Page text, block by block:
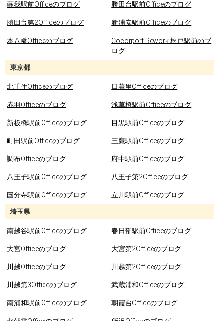
蘇我駅前Officeのブログ 勝田台駅前Officeのブログ
勝田台第2Officeのブログ 新浦安駅前Officeのブログ
本八幡Officeのブログ
Cocorport Rework 松戸駅前のブ
ログ
東京都
北千住Officeのブログ 日暮里Officeのブログ
赤羽Officeのブログ 浅草橋駅前Officeのブログ
新板橋駅前Officeのブログ 目黒駅前Officeのブログ
町田駅前Officeのブログ 三鷹駅前Officeのブログ
調布Officeのブログ 府中駅前Officeのブログ
八王子駅前Officeのブログ 八王子第2Officeのブログ
国分寺駅前Officeのブログ 立川駅前Officeのブログ
埼玉県
南越谷駅前Officeのブログ 春日部駅前Officeのブログ
大宮Officeのブログ 大宮第2Officeのブログ
川越Officeのブログ 川越第2Officeのブログ
川越第3Officeのブログ 武蔵浦和Officeのブログ
南浦和駅前Officeのブログ 朝霞台Officeのブログ